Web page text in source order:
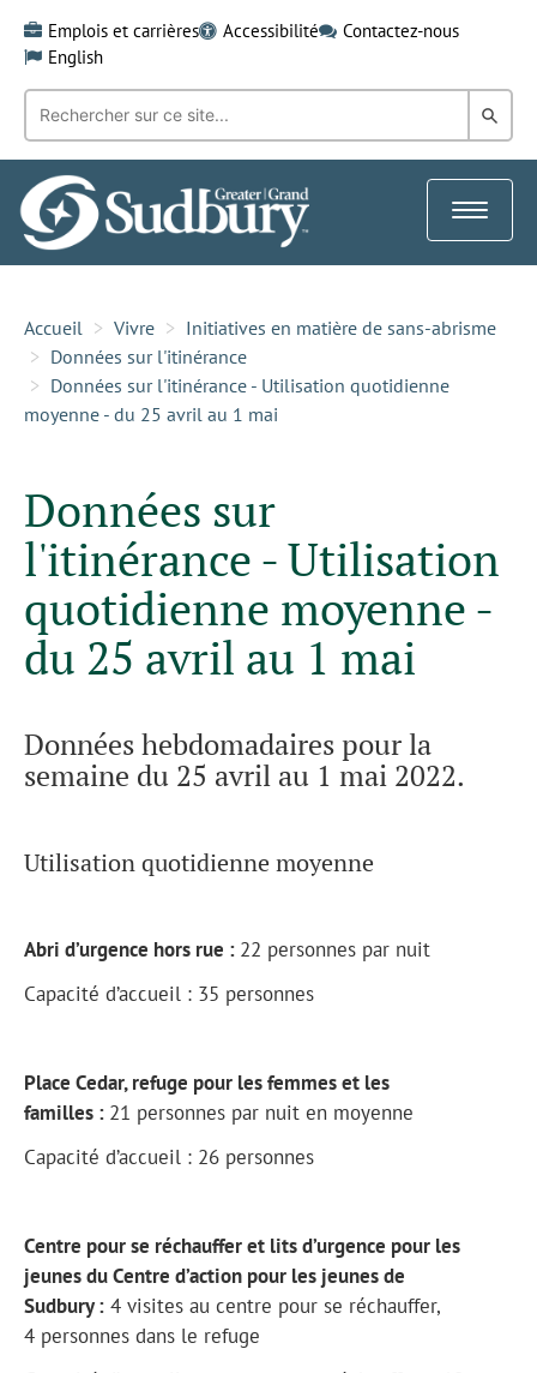
content
Emplois et carrières Accessibilité
Contactez-nous
English
Recherche
mot-
clé:
dans
Toggle
Accueil Vivre
Initiatives en matière de sans-abrisme
Données sur l'itinérance
Données sur l'itinérance - Utilisation quotidienne
moyenne - du 25 avril au 1 mai
Données sur
l'itinérance - Utilisation
quotidienne moyenne -
du 25 avril au 1 mai
Données hebdomadaires pour la
semaine du 25 avril au 1 mai 2022.
Utilisation quotidienne moyenne
Abri d’urgence hors rue : 22 personnes par nuit
Capacité d’accueil : 35 personnes
Place Cedar, refuge pour les femmes et les
familles : 21 personnes par nuit en moyenne
Capacité d’accueil : 26 personnes
Centre pour se réchauffer et lits d’urgence pour les
jeunes du Centre d’action pour les jeunes de
Sudbury : 4 visites au centre pour se réchauffer,
4 personnes dans le refuge